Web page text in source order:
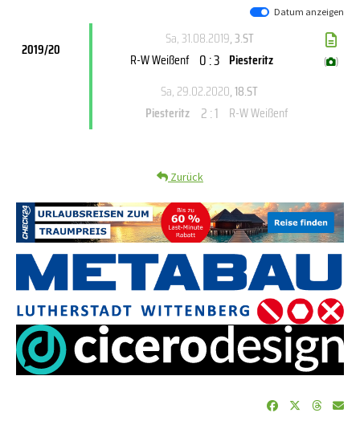
Datum anzeigen
2019/20
Sa, 31.08.2019, 3.ST
R-W Weißenf 0 : 3 Piesteritz ( )
Sa, 29.02.2020, 18.ST
Piesteritz 2 : 1 R-W Weißenf
Zurück